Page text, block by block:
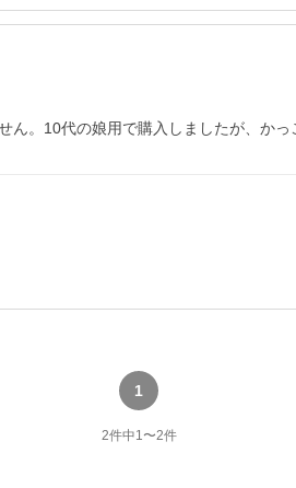
。10代の娘用で購入しましたが、かっ
1
2件中1〜2件